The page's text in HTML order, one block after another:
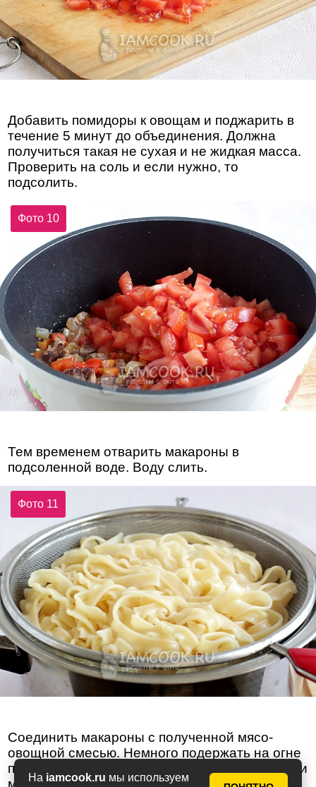
На iamcook.ru мы используем
Добавить помидоры к овощам и поджарить в
течение 5 минут до объединения. Должна
получиться такая не сухая и не жидкая масса.
Проверить на соль и если нужно, то
подсолить.
Фото 10
Тем временем отварить макароны в
подсоленной воде. Воду слить.
Фото 11
Соединить макароны с полученной мясо-
овощной смесью. Немного подержать на огне
помешивая, чтобы лишняя влага выпарилась и
можно подавать.